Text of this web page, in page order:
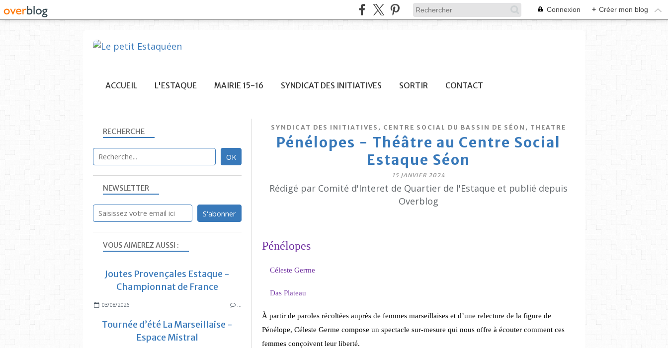
Connexion + Créer mon blog
ACCUEIL L'ESTAQUE MAIRIE 15-16 SYNDICAT DES INITIATIVES SORTIR CONTACT
SYNDICAT DES INITIATIVES , CENTRE SOCIAL DU BASSIN DE SÉON , THEATRE
Pénélopes - Théâtre au Centre Social
Estaque Séon
15 JANVIER 2024
Rédigé par Comité d'Interet de Quartier de l'Estaque et publié depuis
Overblog
Pénélopes
Céleste Germe
Das Plateau
À partir de paroles récoltées auprès de femmes marseillaises et d’une relecture de la figure de
Pénélope, Céleste Germe compose un spectacle sur-mesure qui nous offre à écouter comment ces
femmes conçoivent leur liberté.
NEWSLETTER
RECHERCHE
VOUS AIMEREZ AUSSI :
Joutes Provençales Estaque -
Championnat de France
03/08/2026
Tournée d’été La Marseillaise -
Espace Mistral